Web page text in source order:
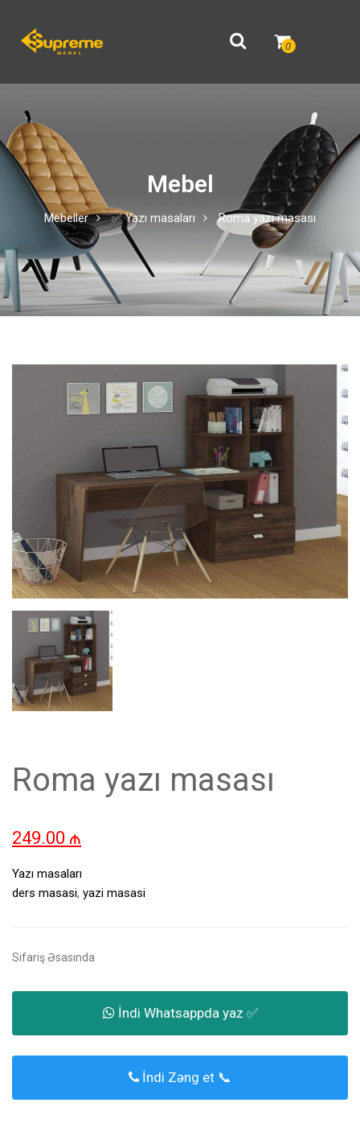
0
Mebel
Mebeller ✅ Yazı masaları Roma yazı masası
Roma yazı masası
249.00 ₼
Yazı masaları
ders masasi, yazi masasi
Sifariş Əsasında
İndi Whatsappda yaz ✅
İndi Zəng et 📞